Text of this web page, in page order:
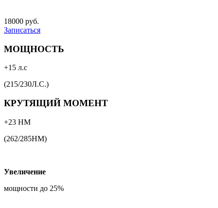
18000 руб.
Записаться
МОЩНОСТЬ
+15 л.с
(215/230Л.С.)
КРУТЯЩИЙ МОМЕНТ
+23 НМ
(262/285НМ)
Увеличение
мощности до 25%